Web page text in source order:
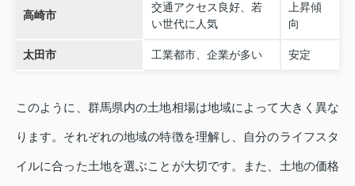
高崎市
交通アクセス良好、若
い世代に人気
上昇傾
向
太田市 工業都市、企業が多い 安定
このように、群馬県内の土地相場は地域によって大きく異な
ります。それぞれの地域の特徴を理解し、自分のライフスタ
イルに合った土地を選ぶことが大切です。また、土地の価格